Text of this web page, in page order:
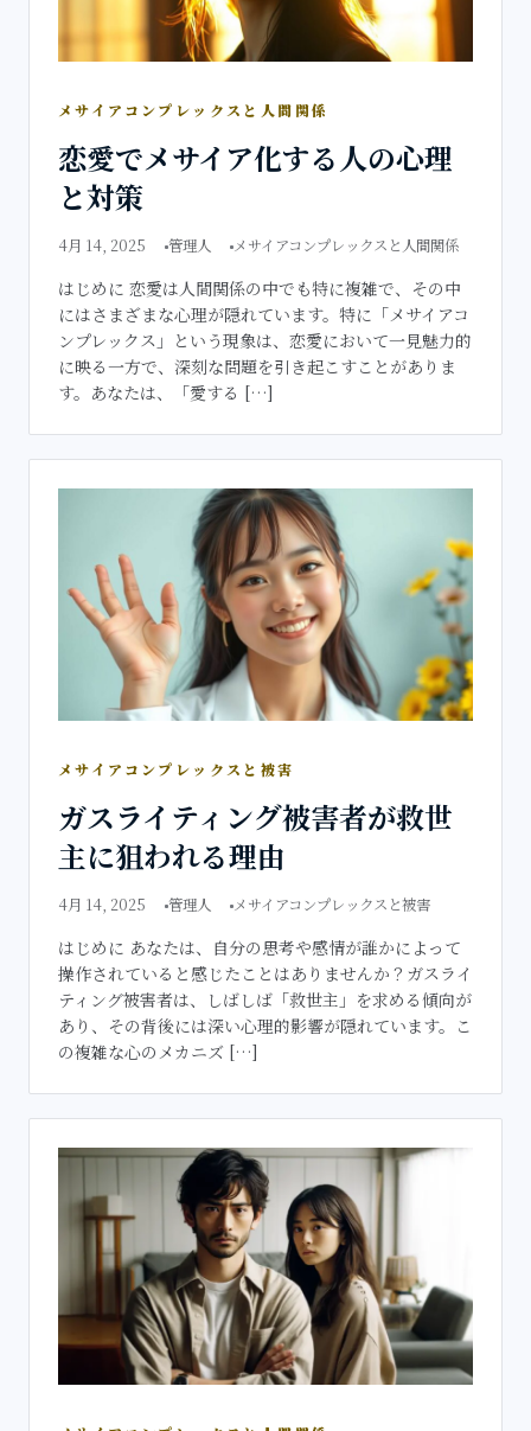
メサイアコンプレックスと人間関係
恋愛でメサイア化する人の心理
と対策
4月 14, 2025 管理人 メサイアコンプレックスと人間関係
はじめに 恋愛は人間関係の中でも特に複雑で、その中
にはさまざまな心理が隠れています。特に「メサイアコ
ンプレックス」という現象は、恋愛において一見魅力的
に映る一方で、深刻な問題を引き起こすことがありま
す。あなたは、「愛する […]
メサイアコンプレックスと被害
ガスライティング被害者が救世
主に狙われる理由
4月 14, 2025 管理人 メサイアコンプレックスと被害
はじめに あなたは、自分の思考や感情が誰かによって
操作されていると感じたことはありませんか？ガスライ
ティング被害者は、しばしば「救世主」を求める傾向が
あり、その背後には深い心理的影響が隠れています。こ
の複雑な心のメカニズ […]